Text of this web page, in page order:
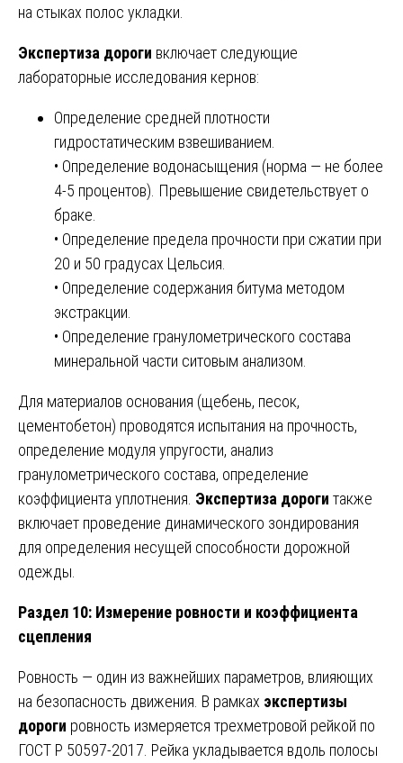
на стыках полос укладки.
Экспертиза дороги включает следующие
лабораторные исследования кернов:
Определение средней плотности
гидростатическим взвешиванием.
• Определение водонасыщения (норма — не более
4-5 процентов). Превышение свидетельствует о
браке.
• Определение предела прочности при сжатии при
20 и 50 градусах Цельсия.
• Определение содержания битума методом
экстракции.
• Определение гранулометрического состава
минеральной части ситовым анализом.
Для материалов основания (щебень, песок,
цементобетон) проводятся испытания на прочность,
определение модуля упругости, анализ
гранулометрического состава, определение
коэффициента уплотнения. Экспертиза дороги также
включает проведение динамического зондирования
для определения несущей способности дорожной
одежды.
Раздел 10: Измерение ровности и коэффициента
сцепления
Ровность — один из важнейших параметров, влияющих
на безопасность движения. В рамках экспертизы
дороги ровность измеряется трехметровой рейкой по
ГОСТ Р 50597-2017. Рейка укладывается вдоль полосы